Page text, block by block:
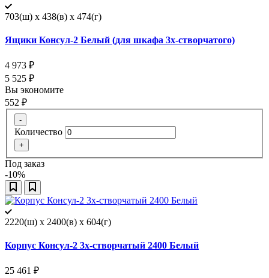
703(ш) x 438(в) x 474(г)
Ящики Консул-2 Белый (для шкафа 3х-створчатого)
4 973 ₽
5 525 ₽
Вы экономите
552 ₽
-
Количество
+
Под заказ
-10%
2220(ш) x 2400(в) x 604(г)
Корпус Консул-2 3х-створчатый 2400 Белый
25 461 ₽